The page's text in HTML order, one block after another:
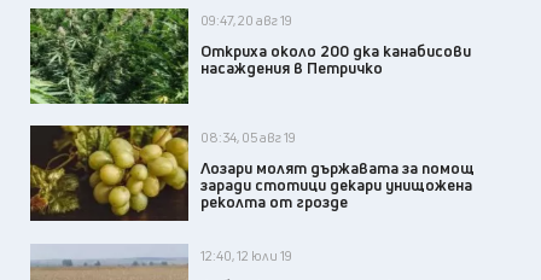
09:47, 20 авг 19
Откриха около 200 дка канабисови
насаждения в Петричко
08:34, 05 авг 19
Лозари молят държавата за помощ
заради стотици декари унищожена
реколта от грозде
12:40, 12 юли 19